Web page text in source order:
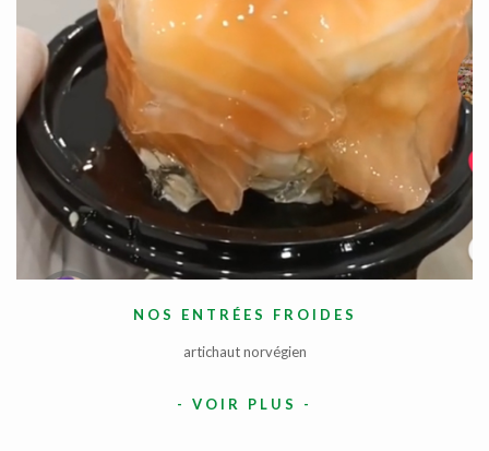
NOS ENTRÉES FROIDES
artichaut norvégien
- VOIR PLUS -